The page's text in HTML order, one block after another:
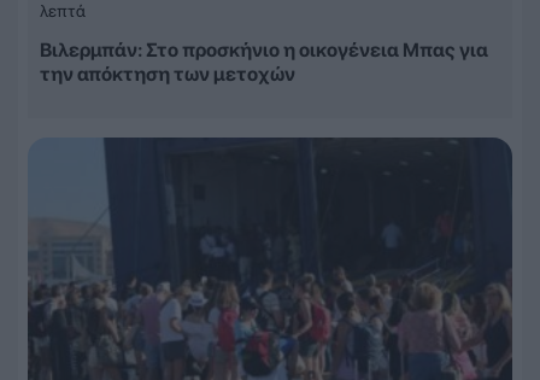
λεπτά
Βιλερμπάν: Στο προσκήνιο η οικογένεια Μπας για
την απόκτηση των μετοχών